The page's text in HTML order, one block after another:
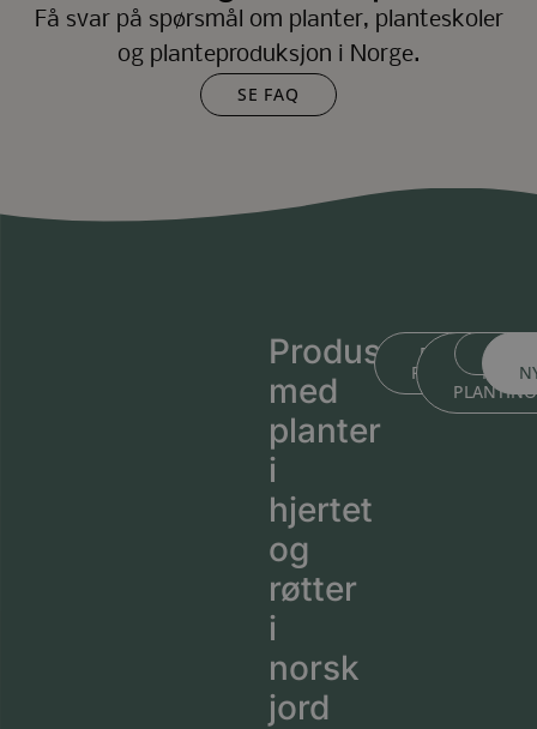
Få svar på spørsmål om planter, planteskoler
og planteproduksjon i Norge.
SE FAQ
Produsert
med
planter
i
hjertet
og
røtter
i
norsk
jord
BLI KJENT MED
BLI
MED